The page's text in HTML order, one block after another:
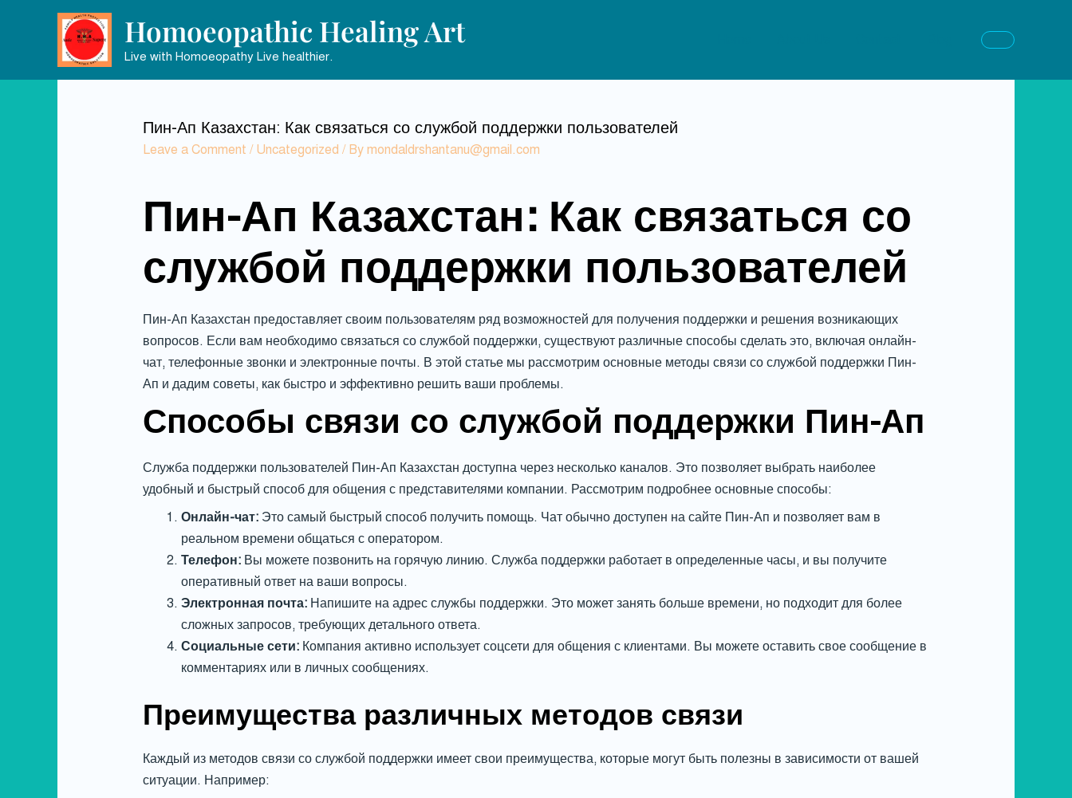
Homoeopathic Healing Art
Live with Homoeopathy Live healthier.
Пин-Ап Казахстан: Как связаться со службой поддержки пользователей
Leave a Comment / Uncategorized / By mondaldrshantanu@gmail.com
Пин-Ап Казахстан: Как связаться со
службой поддержки пользователей
Пин-Ап Казахстан предоставляет своим пользователям ряд возможностей для получения поддержки и решения возникающих
вопросов. Если вам необходимо связаться со службой поддержки, существуют различные способы сделать это, включая онлайн-
чат, телефонные звонки и электронные почты. В этой статье мы рассмотрим основные методы связи со службой поддержки Пин-
Ап и дадим советы, как быстро и эффективно решить ваши проблемы.
Способы связи со службой поддержки Пин-Ап
Служба поддержки пользователей Пин-Ап Казахстан доступна через несколько каналов. Это позволяет выбрать наиболее
удобный и быстрый способ для общения с представителями компании. Рассмотрим подробнее основные способы:
Онлайн-чат:Это самый быстрый способ получить помощь. Чат обычно доступен на сайте Пин-Ап и позволяет вам в
реальном времени общаться с оператором.
Телефон:Вы можете позвонить на горячую линию. Служба поддержки работает в определенные часы, и вы получите
оперативный ответ на ваши вопросы.
Электронная почта:Напишите на адрес службы поддержки. Это может занять больше времени, но подходит для более
сложных запросов, требующих детального ответа.
Социальные сети:Компания активно использует соцсети для общения с клиентами. Вы можете оставить свое сообщение в
комментариях или в личных сообщениях.
Преимущества различных методов связи
Каждый из методов связи со службой поддержки имеет свои преимущества, которые могут быть полезны в зависимости от вашей
ситуации. Например: